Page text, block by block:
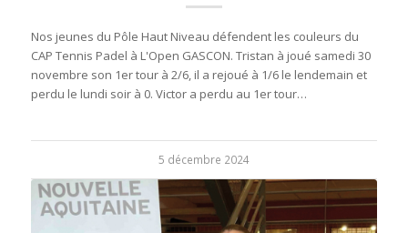
Nos jeunes du Pôle Haut Niveau défendent les couleurs du
CAP Tennis Padel à L'Open GASCON. Tristan à joué samedi 30
novembre son 1er tour à 2/6, il a rejoué à 1/6 le lendemain et
perdu le lundi soir à 0. Victor a perdu au 1er tour…
5 décembre 2024